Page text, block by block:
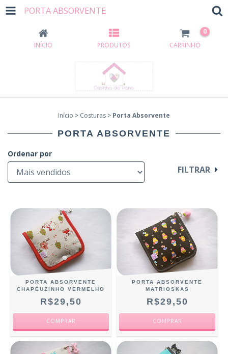
PORTA ABSORVENTE
INÍCIO PRODUTOS CARRINHO
0
Início > Costuras > Porta Absorvente
PORTA ABSORVENTE
Ordenar por
FILTRAR
PORTA ABSORVENTE
CHAPÉUZINHO VERMELHO
R$29,50
PORTA ABSORVENTE
MATRIOSKAS
R$29,50